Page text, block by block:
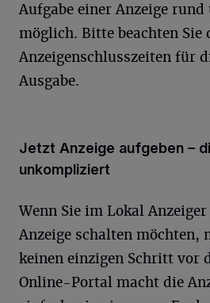
Aufgabe einer Anzeige
möglich. Bitte beachten Sie
Anzeigenschlusszeiten für
Ausgabe.
Jetzt Anzeige aufgeben –
unkompliziert
Wenn Sie im Lokal
Anzeige schalten möchten,
keinen einzigen Schritt vor
Online-Portal macht die